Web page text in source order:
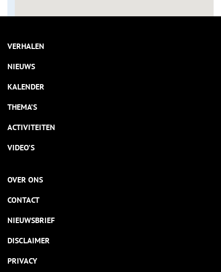
VERHALEN
NIEUWS
KALENDER
THEMA’S
ACTIVITEITEN
VIDEO’S
OVER ONS
CONTACT
NIEUWSBRIEF
DISCLAIMER
PRIVACY